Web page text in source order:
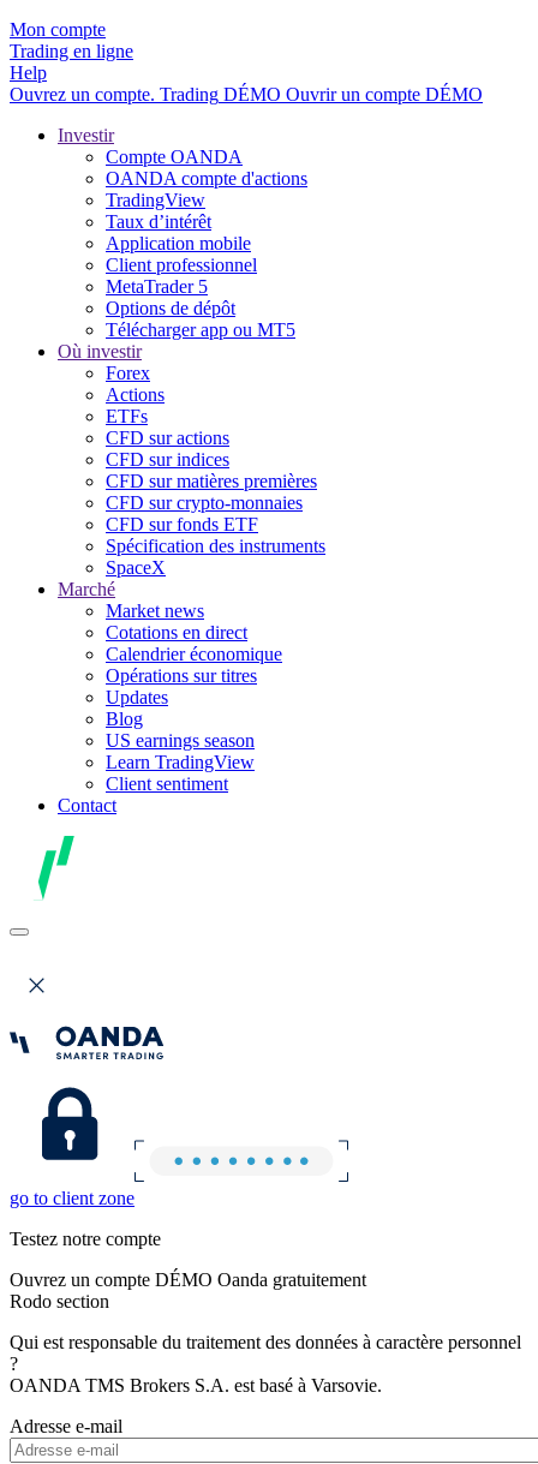
Mon compte
Trading en ligne
Help
Ouvrez un compte. Trading DÉMO Ouvrir un compte DÉMO
Investir
Compte OANDA
OANDA compte d'actions
TradingView
Taux d’intérêt
Application mobile
Client professionnel
MetaTrader 5
Options de dépôt
Télécharger app ou MT5
Où investir
Forex
Actions
ETFs
CFD sur actions
CFD sur indices
CFD sur matières premières
CFD sur crypto-monnaies
CFD sur fonds ETF
Spécification des instruments
SpaceX
Marché
Market news
Cotations en direct
Calendrier économique
Opérations sur titres
Updates
Blog
US earnings season
Learn TradingView
Client sentiment
Contact
go to client zone
Testez notre compte
Ouvrez un compte DÉMO Oanda gratuitement
Rodo section
Qui est responsable du traitement des données à caractère personnel
?
OANDA TMS Brokers S.A. est basé à Varsovie.
Adresse e-mail